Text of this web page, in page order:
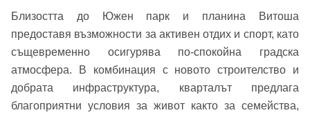
Вход като гост
или използвай профил
Близостта до Южен парк и планина Витоша
предоставя възможности за активен отдих и спорт, като
същевременно осигурява по-спокойна градска
атмосфера. В комбинация с новото строителство и
добрата инфраструктура, кварталът предлага
благоприятни условия за живот както за семейства,